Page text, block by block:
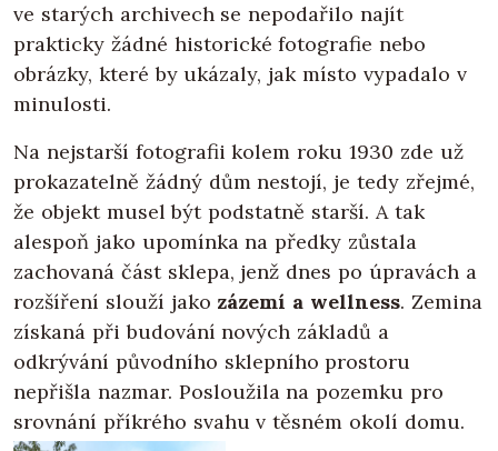
ve starých archivech se nepodařilo najít
prakticky žádné historické fotografie nebo
obrázky, které by ukázaly, jak místo vypadalo v
minulosti.
Na nejstarší fotografii kolem roku 1930 zde už
prokazatelně žádný dům nestojí, je tedy zřejmé,
že objekt musel být podstatně starší. A tak
alespoň jako upomínka na předky zůstala
zachovaná část sklepa, jenž dnes po úpravách a
rozšíření slouží jako zázemí a wellness. Zemina
získaná při budování nových základů a
odkrývání původního sklepního prostoru
nepřišla nazmar. Posloužila na pozemku pro
srovnání příkrého svahu v těsném okolí domu.